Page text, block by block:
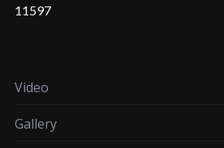
11597
Video
Gallery